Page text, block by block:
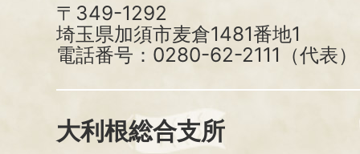
〒349-1292
埼玉県加須市麦倉1481番地1
電話番号：0280-62-2111（代表）
大利根総合支所